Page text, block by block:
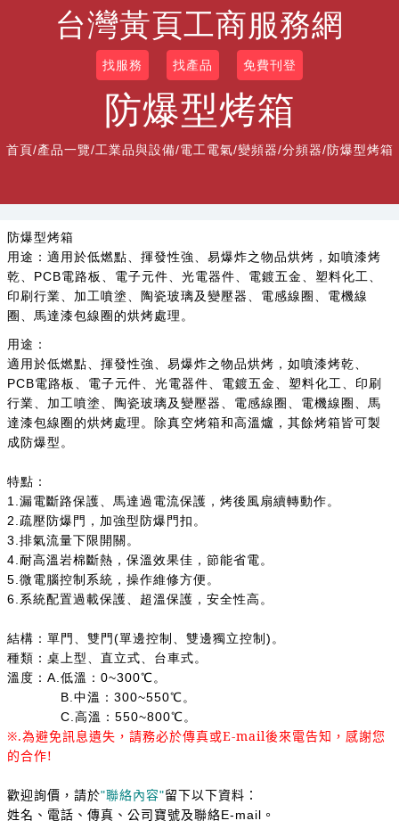
台灣黃頁工商服務網
找服務 找產品 免費刊登
防爆型烤箱
首頁/產品一覽/工業品與設備/電工電氣/變頻器/分頻器/防爆型烤箱
防爆型烤箱
用途：適用於低燃點、揮發性強、易爆炸之物品烘烤，如噴漆烤
乾、PCB電路板、電子元件、光電器件、電鍍五金、塑料化工、
印刷行業、加工噴塗、陶瓷玻璃及變壓器、電感線圈、電機線
圈、馬達漆包線圈的烘烤處理。
用途：
適用於低燃點、揮發性強、易爆炸之物品烘烤，如噴漆烤乾、
PCB電路板、電子元件、光電器件、電鍍五金、塑料化工、印刷
行業、加工噴塗、陶瓷玻璃及變壓器、電感線圈、電機線圈、馬
達漆包線圈的烘烤處理。除真空烤箱和高溫爐，其餘烤箱皆可製
成防爆型。
特點：
1.漏電斷路保護、馬達過電流保護，烤後風扇續轉動作。
2.疏壓防爆門，加強型防爆門扣。
3.排氣流量下限開關。
4.耐高溫岩棉斷熱，保溫效果佳，節能省電。
5.微電腦控制系統，操作維修方便。
6.系統配置過載保護、超溫保護，安全性高。
結構：單門、雙門(單邊控制、雙邊獨立控制)。
種類：桌上型、直立式、台車式。
溫度：A.低溫：0~300℃。
B.中溫：300~550℃。
C.高溫：550~800℃。
※.為避免訊息遺失，請務必於傳真或E-mail後來電告知，感謝您
的合作!
歡迎詢價，請於"聯絡內容"留下以下資料：
姓名、電話、傳真、公司寶號及聯絡E-mail 。